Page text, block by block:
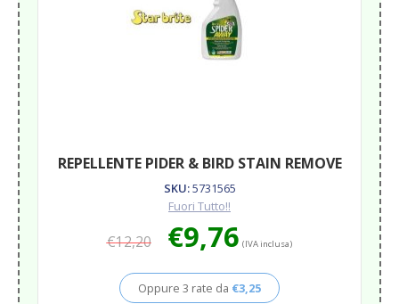
REPELLENTE PIDER & BIRD STAIN REMOVE
SKU:5731565
Fuori Tutto!!
€12,20
prezzo
era:
€12,20.
€9,76 prezzo
è:
€9,76.
(IVA inclusa)
Oppure 3 rate da €3,25